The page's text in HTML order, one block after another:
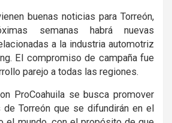
buenas noticias para Torreón,
semanas habrá nuevas
a la industria automotriz
El compromiso de campaña fue
parejo a todas las regiones.
ProCoahuila se busca promover
de Torreón que se difundirán en el